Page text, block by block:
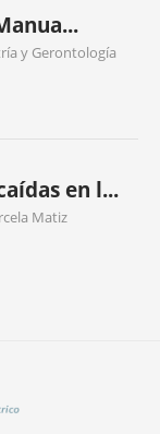
y Gerontología
en l...
Matiz